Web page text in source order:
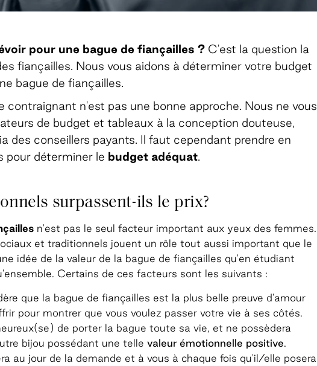
pour une bague de fiançailles ? C'est la question la
fiançailles. Nous vous aidons à déterminer votre budget
bague de fiançailles.
contraignant n'est pas une bonne approche. Nous ne vous
de budget et tableaux à la conception douteuse,
des conseillers payants. Il faut cependant prendre en
pour déterminer le budget adéquat.
surpassent-ils le prix?
n'est pas le seul facteur important aux yeux des femmes.
et traditionnels jouent un rôle tout aussi important que le
idée de la valeur de la bague de fiançailles qu'en étudiant
Certains de ces facteurs sont les suivants :
que la bague de fiançailles est la plus belle preuve d'amour
pour montrer que vous voulez passer votre vie à ses côtés.
de porter la bague toute sa vie, et ne possèdera
bijou possédant une telle valeur émotionnelle positive
au jour de la demande et à vous à chaque fois qu'il/elle posera